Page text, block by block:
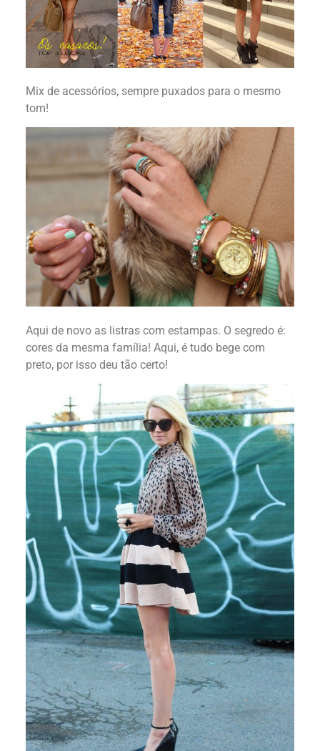
Mix de acessórios, sempre puxados para o mesmo
tom!
Aqui de novo as listras com estampas. O segredo é:
cores da mesma família! Aqui, é tudo bege com
preto, por isso deu tão certo!